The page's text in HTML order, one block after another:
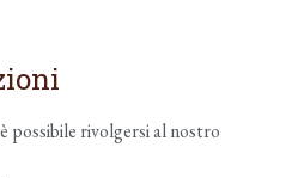
possibile rivolgersi al nostro